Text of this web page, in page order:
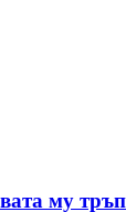
му